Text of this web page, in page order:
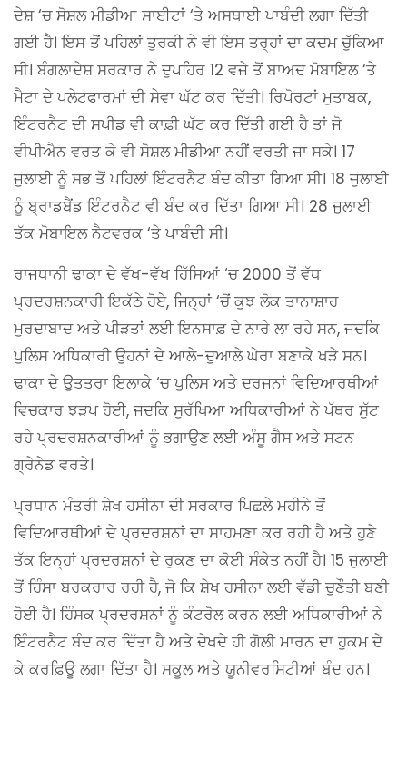
ਦੇਸ਼ ‘ਚ ਸੋਸ਼ਲ ਮੀਡੀਆ ਸਾਈਟਾਂ ‘ਤੇ ਅਸਥਾਈ ਪਾਬੰਦੀ ਲਗਾ ਦਿੱਤੀ
ਗਈ ਹੈ। ਇਸ ਤੋਂ ਪਹਿਲਾਂ ਤੁਰਕੀ ਨੇ ਵੀ ਇਸ ਤਰ੍ਹਾਂ ਦਾ ਕਦਮ ਚੁੱਕਿਆ
ਸੀ। ਬੰਗਲਾਦੇਸ਼ ਸਰਕਾਰ ਨੇ ਦੁਪਹਿਰ 12 ਵਜੇ ਤੋਂ ਬਾਅਦ ਮੋਬਾਇਲ ‘ਤੇ
ਮੈਟਾ ਦੇ ਪਲੇਟਫਾਰਮਾਂ ਦੀ ਸੇਵਾ ਘੱਟ ਕਰ ਦਿੱਤੀ। ਰਿਪੋਰਟਾਂ ਮੁਤਾਬਕ,
ਇੰਟਰਨੈਟ ਦੀ ਸਪੀਡ ਵੀ ਕਾਫ਼ੀ ਘੱਟ ਕਰ ਦਿੱਤੀ ਗਈ ਹੈ ਤਾਂ ਜੋ
ਵੀਪੀਐਨ ਵਰਤ ਕੇ ਵੀ ਸੋਸ਼ਲ ਮੀਡੀਆ ਨਹੀਂ ਵਰਤੀ ਜਾ ਸਕੇ। 17
ਜੁਲਾਈ ਨੂੰ ਸਭ ਤੋਂ ਪਹਿਲਾਂ ਇੰਟਰਨੈਟ ਬੰਦ ਕੀਤਾ ਗਿਆ ਸੀ। 18 ਜੁਲਾਈ
ਨੂੰ ਬ੍ਰਾਡਬੈਂਡ ਇੰਟਰਨੈਟ ਵੀ ਬੰਦ ਕਰ ਦਿੱਤਾ ਗਿਆ ਸੀ। 28 ਜੁਲਾਈ
ਤੱਕ ਮੋਬਾਇਲ ਨੈਟਵਰਕ ‘ਤੇ ਪਾਬੰਦੀ ਸੀ।
ਰਾਜਧਾਨੀ ਢਾਕਾ ਦੇ ਵੱਖ-ਵੱਖ ਹਿੱਸਿਆਂ ‘ਚ 2000 ਤੋਂ ਵੱਧ
ਪ੍ਰਦਰਸ਼ਨਕਾਰੀ ਇਕੱਠੇ ਹੋਏ, ਜਿਨ੍ਹਾਂ ‘ਚੋਂ ਕੁਝ ਲੋਕ ਤਾਨਾਸ਼ਾਹ
ਮੁਰਦਾਬਾਦ ਅਤੇ ਪੀੜਤਾਂ ਲਈ ਇਨਸਾਫ਼ ਦੇ ਨਾਰੇ ਲਾ ਰਹੇ ਸਨ, ਜਦਕਿ
ਪੁਲਿਸ ਅਧਿਕਾਰੀ ਉਹਨਾਂ ਦੇ ਆਲੇ-ਦੁਆਲੇ ਘੇਰਾ ਬਣਾਕੇ ਖੜੇ ਸਨ।
ਢਾਕਾ ਦੇ ਉਤਤਰਾ ਇਲਾਕੇ ‘ਚ ਪੁਲਿਸ ਅਤੇ ਦਰਜਨਾਂ ਵਿਦਿਆਰਥੀਆਂ
ਵਿਚਕਾਰ ਝੜਪ ਹੋਈ, ਜਦਕਿ ਸੁਰੱਖਿਆ ਅਧਿਕਾਰੀਆਂ ਨੇ ਪੱਥਰ ਸੁੱਟ
ਰਹੇ ਪ੍ਰਦਰਸ਼ਨਕਾਰੀਆਂ ਨੂੰ ਭਗਾਉਣ ਲਈ ਅੰਸੂ ਗੈਸ ਅਤੇ ਸਟਨ
ਗ੍ਰੇਨੇਡ ਵਰਤੇ।
ਪ੍ਰਧਾਨ ਮੰਤਰੀ ਸ਼ੇਖ ਹਸੀਨਾ ਦੀ ਸਰਕਾਰ ਪਿਛਲੇ ਮਹੀਨੇ ਤੋਂ
ਵਿਦਿਆਰਥੀਆਂ ਦੇ ਪ੍ਰਦਰਸ਼ਨਾਂ ਦਾ ਸਾਹਮਣਾ ਕਰ ਰਹੀ ਹੈ ਅਤੇ ਹੁਣੇ
ਤੱਕ ਇਨ੍ਹਾਂ ਪ੍ਰਦਰਸ਼ਨਾਂ ਦੇ ਰੁਕਣ ਦਾ ਕੋਈ ਸੰਕੇਤ ਨਹੀਂ ਹੈ। 15 ਜੁਲਾਈ
ਤੋਂ ਹਿੰਸਾ ਬਰਕਰਾਰ ਰਹੀ ਹੈ, ਜੋ ਕਿ ਸ਼ੇਖ ਹਸੀਨਾ ਲਈ ਵੱਡੀ ਚੁਣੌਤੀ ਬਣੀ
ਹੋਈ ਹੈ। ਹਿੰਸਕ ਪ੍ਰਦਰਸ਼ਨਾਂ ਨੂੰ ਕੰਟਰੋਲ ਕਰਨ ਲਈ ਅਧਿਕਾਰੀਆਂ ਨੇ
ਇੰਟਰਨੈਟ ਬੰਦ ਕਰ ਦਿੱਤਾ ਹੈ ਅਤੇ ਦੇਖਦੇ ਹੀ ਗੋਲੀ ਮਾਰਨ ਦਾ ਹੁਕਮ ਦੇ
ਕੇ ਕਰਫ਼ਿਊ ਲਗਾ ਦਿੱਤਾ ਹੈ। ਸਕੂਲ ਅਤੇ ਯੂਨੀਵਰਸਿਟੀਆਂ ਬੰਦ ਹਨ।